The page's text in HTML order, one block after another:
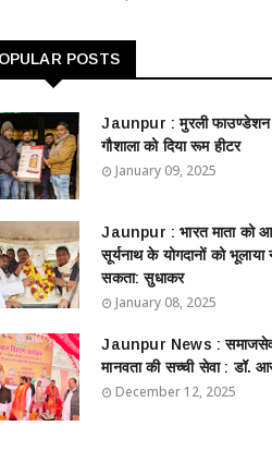
POSTS
Jaunpur : ​मुरली फाउण्डेशन
गौशाला को दिया रूम हीटर
January 09, 2025
Jaunpur : ​भारत माता को
सूर्यनाथ के योगदानों को भूलाया
सकता: सुधाकर
January 08, 2025
Jaunpur News : ​समाजसेवा
मानवता की सच्ची सेवा : डॉ.
December 12, 2025